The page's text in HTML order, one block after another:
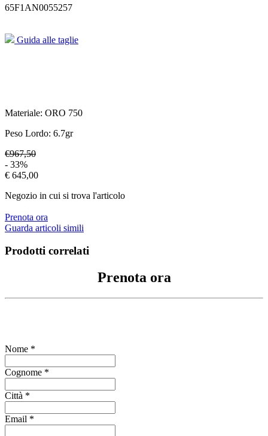
65F1AN0055257
Guida alle taglie
Materiale: ORO 750
Peso Lordo: 6.7gr
€967,50
- 33%
€ 645,00
Negozio in cui si trova l'articolo
Prenota ora
Guarda articoli simili
Prodotti correlati
Prenota ora
Nome *
Cognome *
Città *
Email *